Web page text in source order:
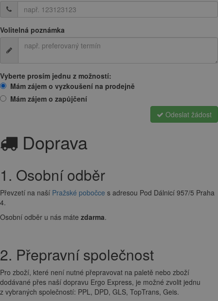
Volitelná poznámka
Vyberte prosím jednu z možností:
Mám zájem o vyzkoušení na prodejně
Mám zájem o zapůjčení
Odeslat žádost
Doprava
1. Osobní odběr
Převzetí na naší Pražské pobočce s adresou Pod Dálnicí 957/5 Praha
4.
Osobní odběr u nás máte zdarma.
2. Přepravní společnost
Pro zboží, které není nutné přepravovat na paletě nebo zboží
dodávané přes naší dopravu Ergo Express, je možné zvolit jednu
z vybraných společností: PPL, DPD, GLS, TopTrans, Geis.